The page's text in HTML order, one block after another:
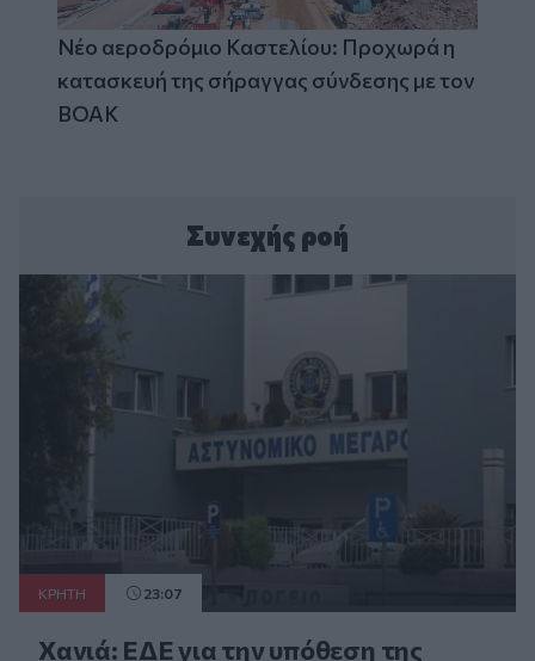
Νέο αεροδρόμιο Καστελίου: Προχωρά η
κατασκευή της σήραγγας σύνδεσης με τον
ΒΟΑΚ
Συνεχής ροή
ΚΡΗΤΗ 23:07
Χανιά: ΕΔΕ για την υπόθεση της